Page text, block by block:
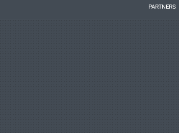
PARTNERS